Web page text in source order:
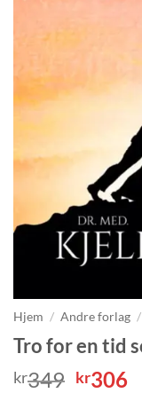
Hjem / Andre forlag /
Tro for en tid
kr349 kr306